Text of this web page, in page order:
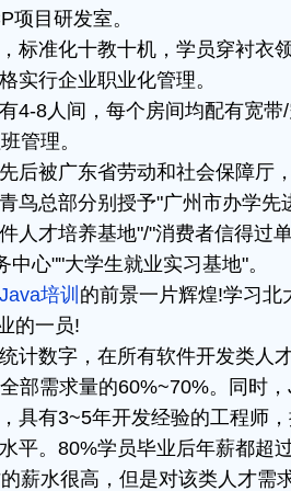
项目研发室。
标准化十教十机，学员穿衬衣
实行企业职业化管理。
4-8人间，每个房间均配有宽带
管理。
后被广东省劳动和社会保障厅
鸟总部分别授予"广州市办学先
人才培养基地"/"消费者信得过
中心""大学生就业实习基地"。
培训 的前景一片辉煌!学习北
的一员!
计数字，在所有软件开发类人
部需求量的60%~70%。同时
具有3~5年开发经验的工程师
平。80%学员毕业后年薪都超
薪水很高，但是对该类人才需